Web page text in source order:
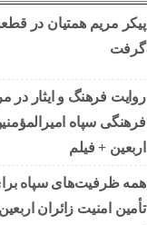
پیکر مریم همتیان در
گرفت
روایت فرهنگ و ایثار در
فرهنگی سپاه
اربعین + فیلم
همه ظرفیت‌های سپاه
تأمین امنیت زائران